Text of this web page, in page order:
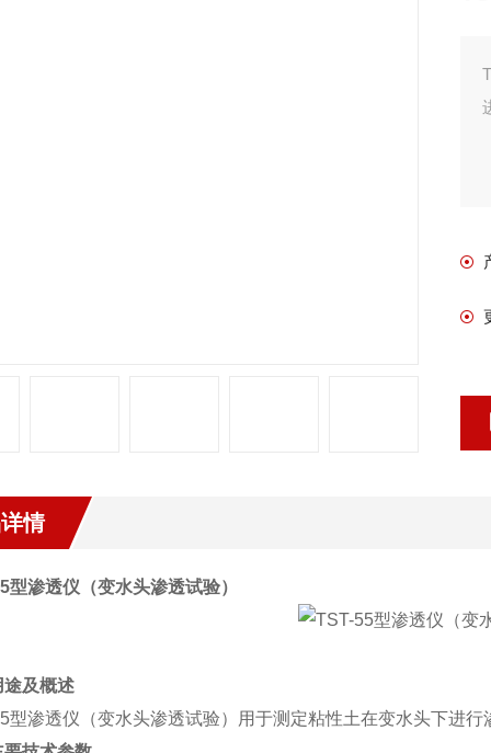
情
型渗透仪（变水头渗透试验）
途及概述
型渗透仪（变水头渗透试验）
用于测定粘性土在变水头下进